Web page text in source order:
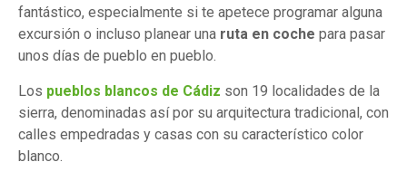
fantástico, especialmente si te apetece programar alguna
excursión o incluso planear una ruta en coche para pasar
unos días de pueblo en pueblo.
Los pueblos blancos de Cádiz son 19 localidades de la
sierra, denominadas así por su arquitectura tradicional, con
calles empedradas y casas con su característico color
blanco.